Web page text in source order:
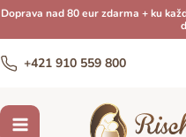
Doprava nad 80 eur zdarma + ku
+421 910 559 800